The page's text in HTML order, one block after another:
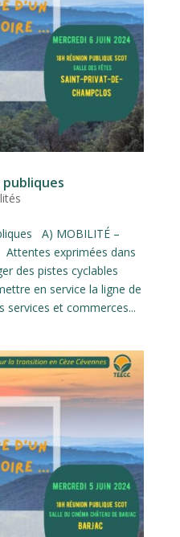
A) MOBILITÉ –
Attentes exprimées dans
des pistes cyclables
en service la ligne de
services et commerces...